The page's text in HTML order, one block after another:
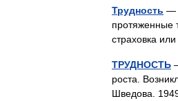
Трудность —
протяженные
страховка
ТРУДНОСТЬ
роста.
Шведова.